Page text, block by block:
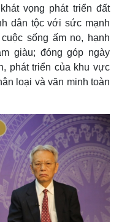
vọng phát triển đất
dân tộc với sức mạnh
sống ấm no, hạnh
giàu; đóng góp ngày
phát triển của khu vực
loại và văn minh toàn